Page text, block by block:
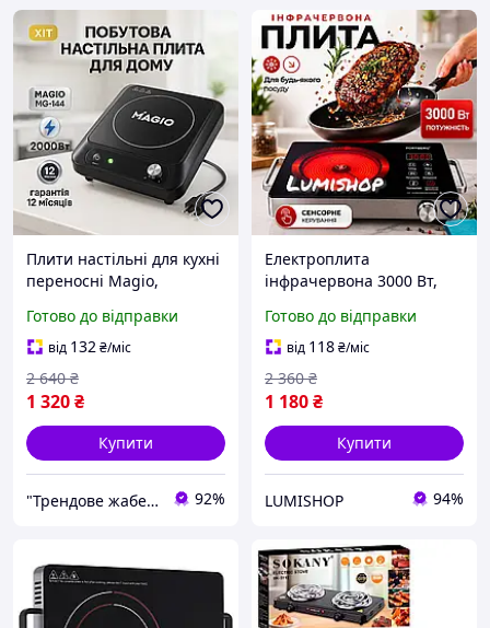
Плити настільні для кухні
переносні Magio,
для дому, Надійна
кухонна плита CO-86
Готово до відправки
від 132₴/міс
1 320₴
2 640 ₴
Купити
"Трендове жабеня" - интернет-магазин тактичного військового спорядження | Власне виробництво | 92%
Електроплита
інфрачервона 3000 Вт,
одноконфоркова плита,
електрична плита,
сенсорна електроплита
від мережі
Готово до відправки
від 118₴/міс
1 180₴
2 360 ₴
Купити
LUMISHOP 94%